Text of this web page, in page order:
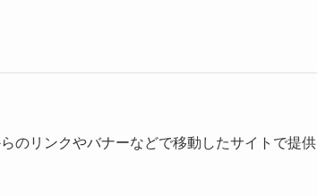
のリンクやバナーなどで移動したサイトで提